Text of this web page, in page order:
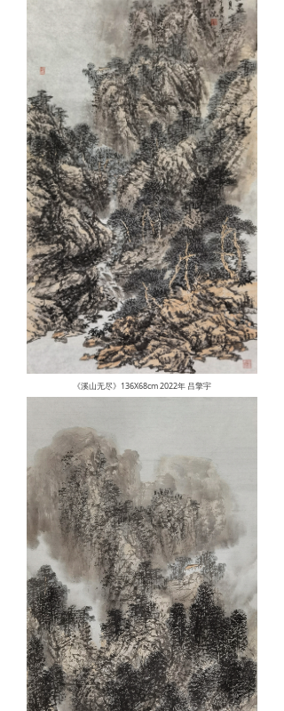
《溪山无尽》136X68cm 2022年 吕擎宇